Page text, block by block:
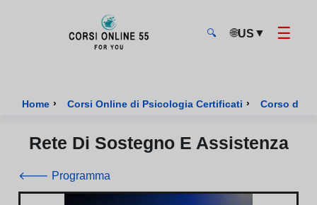
🔍 🌐US ▼ ☰
Home › Corsi Online di Psicologia Certificati › Corso di
Rete Di Sostegno E Assistenza
🡐 Programma